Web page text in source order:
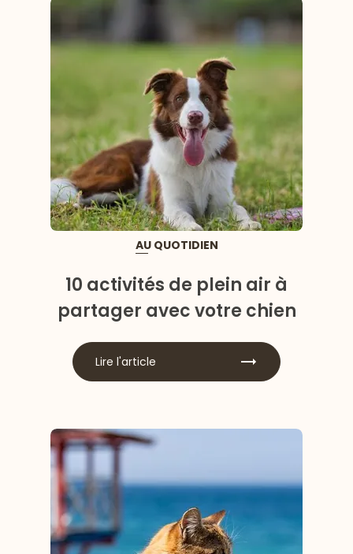
AU QUOTIDIEN
10 activités de plein air à
partager avec votre chien
Lire l'article